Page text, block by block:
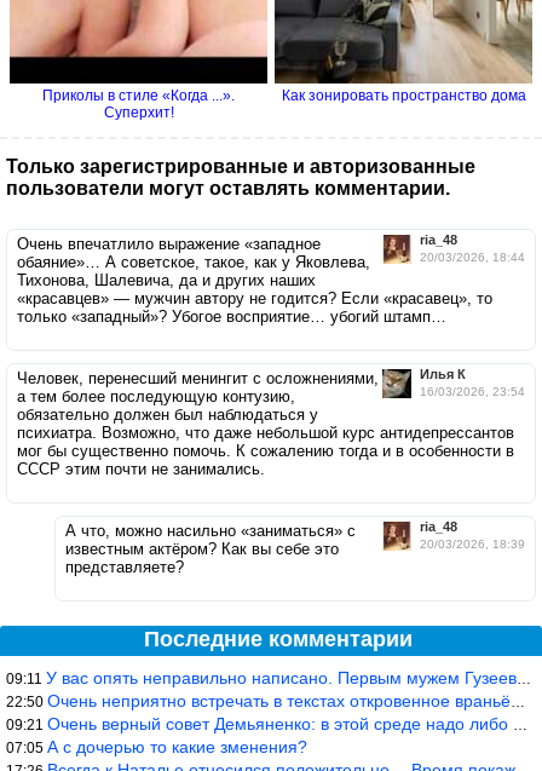
Приколы в стиле «Когда ...».
Суперхит!
Как зонировать пространство дома
Только зарегистрированные и авторизованные
пользователи могут оставлять комментарии.
ria_48
20/03/2026, 18:44
Очень впечатлило выражение «западное
обаяние»… А советское, такое, как у Яковлева,
Тихонова, Шалевича, да и других наших
«красавцев» — мужчин автору не годится? Если «красавец», то
только «западный»? Убогое восприятие… убогий штамп…
Илья К
16/03/2026, 23:54
Человек, перенесший менингит с осложнениями,
а тем более последующую контузию,
обязательно должен был наблюдаться у
психиатра. Возможно, что даже небольшой курс антидепрессантов
мог бы существенно помочь. К сожалению тогда и в особенности в
СССР этим почти не занимались.
ria_48
20/03/2026, 18:39
А что, можно насильно «заниматься» с
известным актёром? Как вы себе это
представляете?
Последние комментарии
09:11 У вас опять неправильно написано. Первым мужем Гузеевой был Илья
22:50 Очень неприятно встречать в текстах откровенное враньё… Конкретн
09:21 Очень верный совет Демьяненко: в этой среде надо либо иметь зубы
07:05 А с дочерью то какие зменения?